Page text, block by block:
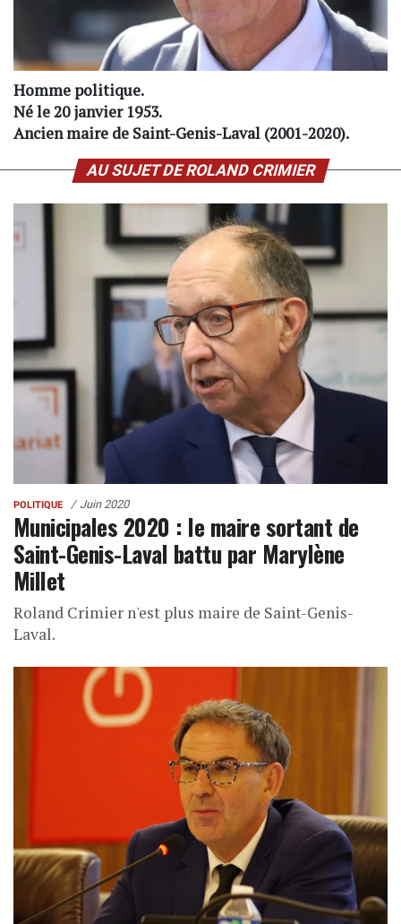
Homme politique.
Né le 20 janvier 1953.
Ancien maire de Saint-Genis-Laval (2001-2020).
AU SUJET DE ROLAND CRIMIER
POLITIQUE Juin 2020
Municipales 2020 : le maire sortant de
Saint-Genis-Laval battu par Marylène
Millet
Roland Crimier n'est plus maire de Saint-Genis-
Laval.